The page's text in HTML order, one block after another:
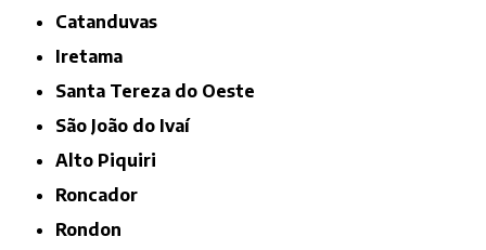
Catanduvas
Iretama
Santa Tereza do Oeste
São João do Ivaí
Alto Piquiri
Roncador
Rondon